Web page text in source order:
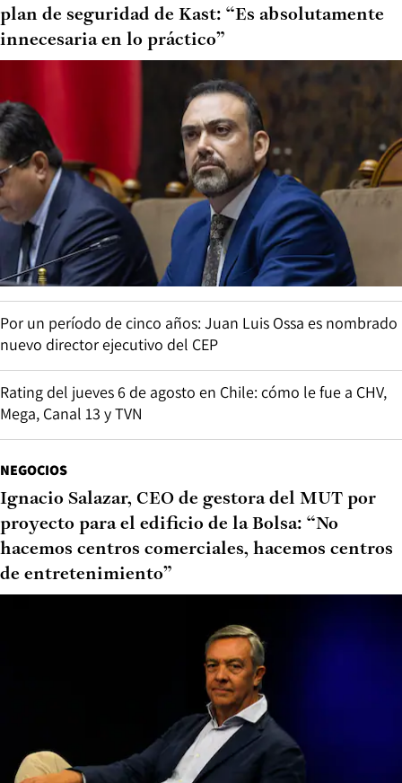
plan de seguridad de Kast: “Es absolutamente
innecesaria en lo práctico”
Por un período de cinco años: Juan Luis Ossa es nombrado
nuevo director ejecutivo del CEP
Rating del jueves 6 de agosto en Chile: cómo le fue a CHV,
Mega, Canal 13 y TVN
NEGOCIOS
Ignacio Salazar, CEO de gestora del MUT por
proyecto para el edificio de la Bolsa: “No
hacemos centros comerciales, hacemos centros
de entretenimiento”